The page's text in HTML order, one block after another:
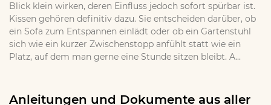
Blick klein wirken, deren Einfluss jedoch sofort spürbar ist.
Kissen gehören definitiv dazu. Sie entscheiden darüber, ob
ein Sofa zum Entspannen einlädt oder ob ein Gartenstuhl
sich wie ein kurzer Zwischenstopp anfühlt statt wie ein
Platz, auf dem man gerne eine Stunde sitzen bleibt. A...
Anleitungen und Dokumente aus aller